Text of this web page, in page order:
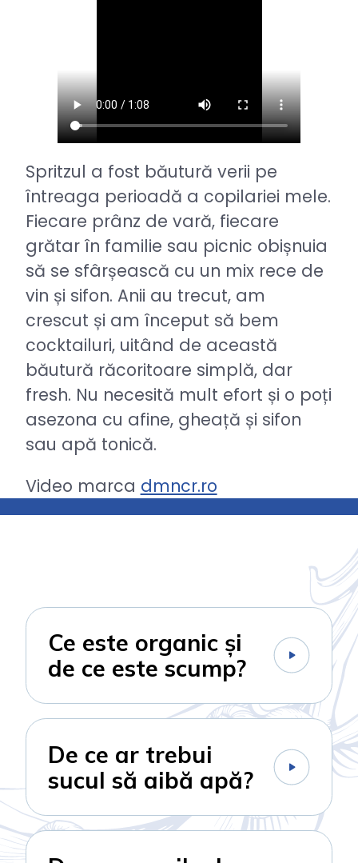
Spritzul a fost băutură verii pe
întreaga perioadă a copilariei mele.
Fiecare prânz de vară, fiecare
grătar în familie sau picnic obișnuia
să se sfârșească cu un mix rece de
vin și sifon. Anii au trecut, am
crescut și am început să bem
cocktailuri, uitând de această
băutură răcoritoare simplă, dar
fresh. Nu necesită mult efort și o poți
asezona cu afine, gheață și sifon
sau apă tonică.
Video marca dmncr.ro
Ce este organic și
de ce este scump?
De ce ar trebui
sucul să aibă apă?